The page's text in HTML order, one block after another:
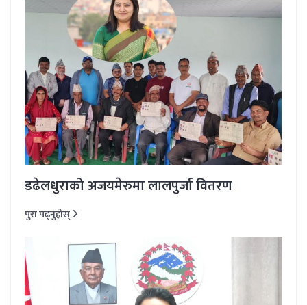
डढेलधुराको अजयमेरुमा लालपुर्जा वितरण
पुरा पढ्नुहोस्